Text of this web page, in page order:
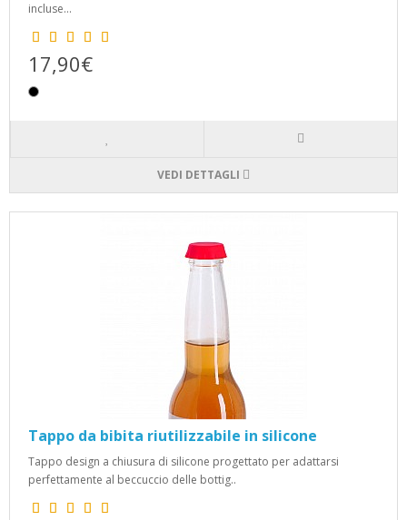
incluse...
17,90€
VEDI DETTAGLI
Tappo da bibita riutilizzabile in silicone
Tappo design a chiusura di silicone progettato per adattarsi
perfettamente al beccuccio delle bottig..